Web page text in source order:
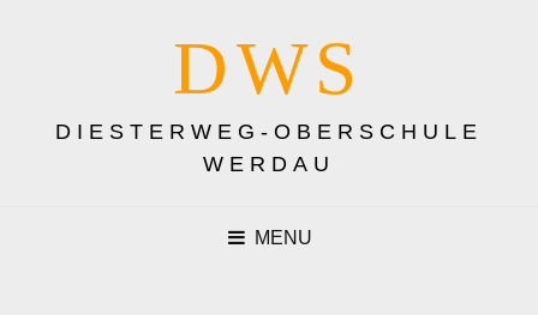
DWS
DIESTERWEG-OBERSCHULE
WERDAU
MENU